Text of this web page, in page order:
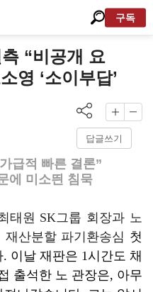
구독
“비공개 요
영 ‘소이부답’
답글쓰기
급적 빠른 결론”
에 미소띈 침묵
태원 SK그룹 회장과 노
산분할 파기환송심 첫
이날 재판은 1시간도 채
출석한 노 관장은, 아무